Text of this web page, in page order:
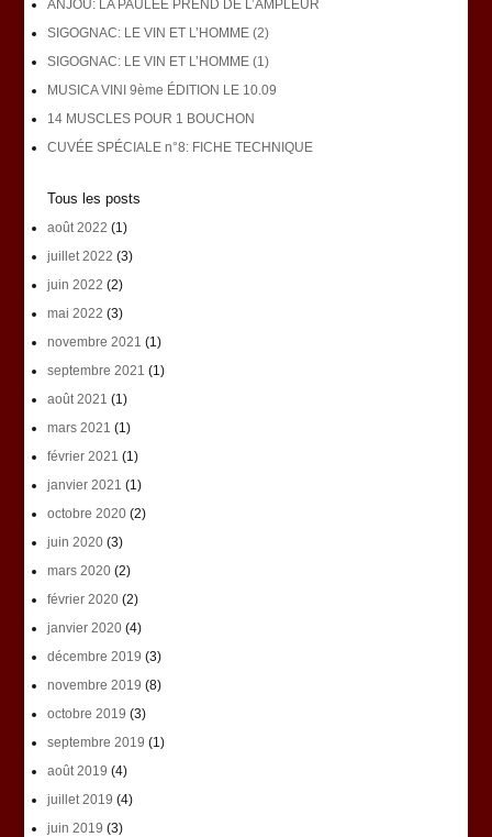
ANJOU: LA PAULÉE PREND DE L’AMPLEUR
SIGOGNAC: LE VIN ET L’HOMME (2)
SIGOGNAC: LE VIN ET L’HOMME (1)
MUSICA VINI 9ème ÉDITION LE 10.09
14 MUSCLES POUR 1 BOUCHON
CUVÉE SPÉCIALE n°8: FICHE TECHNIQUE
Tous les posts
août 2022 (1)
juillet 2022 (3)
juin 2022 (2)
mai 2022 (3)
novembre 2021 (1)
septembre 2021 (1)
août 2021 (1)
mars 2021 (1)
février 2021 (1)
janvier 2021 (1)
octobre 2020(2)
juin 2020(3)
mars 2020(2)
février 2020(2)
janvier 2020(4)
décembre 2019 (3)
novembre 2019 (8)
octobre 2019 (3)
septembre 2019 (1)
août 2019 (4)
juillet 2019 (4)
juin 2019 (3)